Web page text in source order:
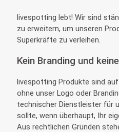
livespotting lebt! Wir sind
zu erweitern, um unseren
Superkräfte zu verleihen.
Kein Branding und
livespotting Produkte sind
ohne unser Logo oder
technischer Dienstleister für
sollte, wenn überhaupt, Ihr
Aus rechtlichen Gründen